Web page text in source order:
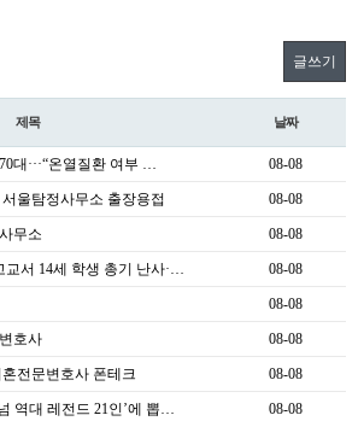
글쓰기
제목 날짜
대···“온열질환 여부 … 08-08
울탐정사무소 출장용접 08-08
무소 08-08
서 14세 학생 총기 난사·… 08-08
08-08
호사 08-08
전문변호사 폰테크 08-08
역대 레전드 21인’에 뽑… 08-08